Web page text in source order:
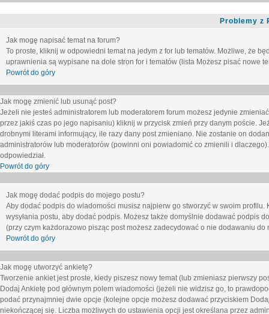
Problemy z
Jak mogę napisać temat na forum?
To proste, kliknij w odpowiedni temat na jedym z for lub tematów. Możliwe, że
uprawnienia są wypisane na dole stron for i tematów (lista Możesz pisać nowe
Powrót do góry
Jak mogę zmienić lub usunąć post?
Jeżeli nie jesteś administratorem lub moderatorem forum możesz jedynie
przez jakiś czas po jego napisaniu) kliknij w przycisk zmień przy danym poście.
drobnymi literami informujący, ile razy dany post zmieniano. Nie zostanie on
administratorów lub moderatorów (powinni oni powiadomić co zmienili i
odpowiedział.
Powrót do góry
Jak mogę dodać podpis do mojego postu?
Aby dodać podpis do wiadomości musisz najpierw go stworzyć w swoim
wysyłania postu, aby dodać podpis. Możesz także domyślnie dodawać podpis
(przy czym każdorazowo pisząc post możesz zadecydować o nie dodawaniu
Powrót do góry
Jak mogę utworzyć ankietę?
Tworzenie ankiet jest proste, kiedy piszesz nowy temat (lub zmieniasz pierwszy
Dodaj Ankietę pod głównym polem wiadomości (jeżeli nie widzisz go, to
podać przynajmniej dwie opcje (kolejne opcje możesz dodawać przyciskiem
niekończącej się. Liczba możliwych do ustawienia opcji jest określana przez